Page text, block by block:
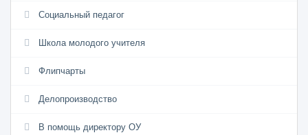
Социальный педагог
Школа молодого учителя
Флипчарты
Делопроизводство
В помощь директору ОУ